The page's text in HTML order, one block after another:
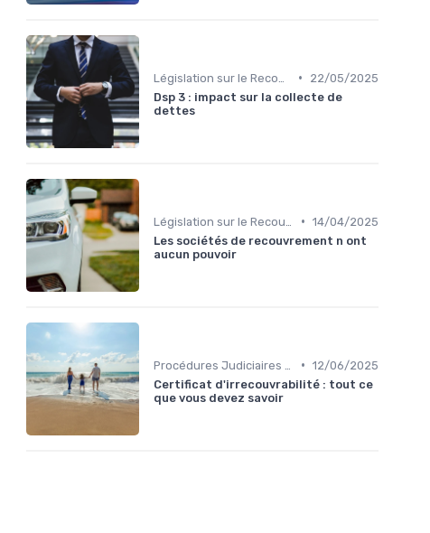
•
22/05/2025
Dsp 3 : impact sur la collecte de
dettes
• 14/04/2025
Les sociétés de recouvrement n ont
aucun pouvoir
• 12/06/2025
Certificat d'irrecouvrabilité : tout ce
que vous devez savoir